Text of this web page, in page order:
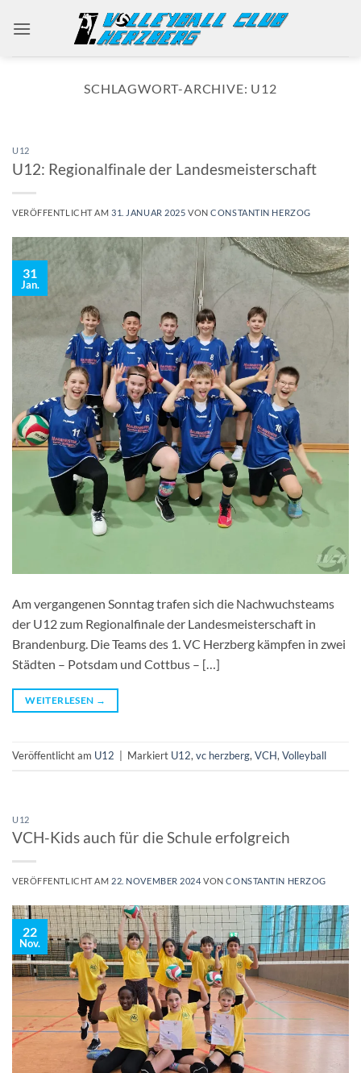
Inhalt
SCHLAGWORT-ARCHIVE: U12
U12
U12: Regionalfinale der Landesmeisterschaft
VERÖFFENTLICHT AM 31. JANUAR 2025 VONCONSTANTIN HERZOG
31
Jan.
Am vergangenen Sonntag trafen sich die Nachwuchsteams
der U12 zum Regionalfinale der Landesmeisterschaft in
Brandenburg. Die Teams des 1. VC Herzberg kämpfen in zwei
Städten – Potsdam und Cottbus – […]
WEITERLESEN →
Veröffentlicht am U12 Markiert U12, vc herzberg, VCH, Volleyball
U12
VCH-Kids auch für die Schule erfolgreich
VERÖFFENTLICHT AM 22. NOVEMBER 2024VONCONSTANTIN HERZOG
22
Nov.